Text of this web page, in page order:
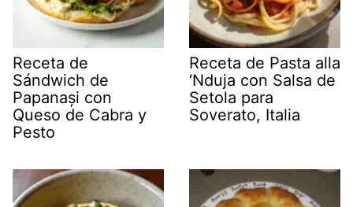
Receta de
Sándwich de
Papanași con
Queso de Cabra y
Pesto
Receta de Pasta alla
‘Nduja con Salsa de
Setola para
Soverato, Italia